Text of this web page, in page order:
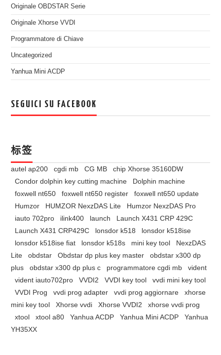
Originale OBDSTAR Serie
Originale Xhorse VVDI
Programmatore di Chiave
Uncategorized
Yanhua Mini ACDP
SEGUICI SU FACEBOOK
标签
autel ap200 cgdi mb CG MB
chip Xhorse 35160DW
Condor dolphin key cutting machine
Dolphin machine
foxwell nt650
foxwell nt650 register
foxwell nt650 update
Humzor
HUMZOR NexzDAS Lite
Humzor NexzDAS Pro
iauto 702pro
ilink400 launch
Launch X431 CRP 429C
Launch X431 CRP429C
lonsdor k518
lonsdor k518ise
lonsdor k518ise fiat
lonsdor k518s mini key tool
NexzDAS
Lite
obdstar Obdstar dp plus key master
obdstar x300 dp
plus
obdstar x300 dp plus c programmatore cgdi mb
vident
vident iauto702pro
VVDI2 VVDI key tool
vvdi mini key tool
VVDI Prog
vvdi prog adapter vvdi prog aggiornare
xhorse
mini key tool
Xhorse vvdi Xhorse VVDI2
xhorse vvdi prog
xtool
xtool a80 Yanhua ACDP Yanhua Mini ACDP
Yanhua
YH35XX